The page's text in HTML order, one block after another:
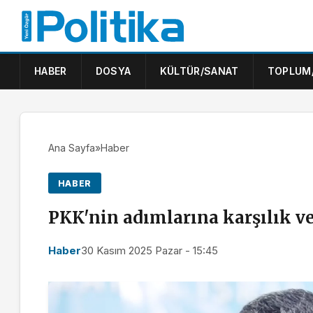
HABER DOSYA KÜLTÜR/SANAT
Ana Sayfa»Haber
HABER
PKK'nin adımlarına karşılık
Haber30 Kasım 2025 Pazar - 15:45